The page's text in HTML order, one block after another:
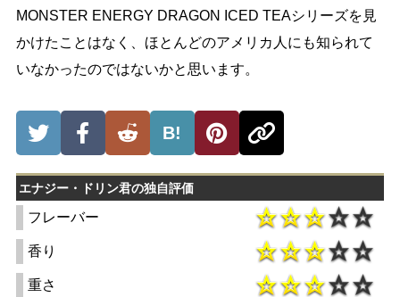
MONSTER ENERGY DRAGON ICED TEAシリーズを見
かけたことはなく、ほとんどのアメリカ人にも知られて
いなかったのではないかと思います。
B!
エナジー・ドリン君の独自評価
フレーバー
香り
重さ